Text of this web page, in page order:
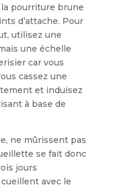
pourriture brune
d’attache. Pour
uti­lisez une
une échelle
car vous
cassez une
et induisez
à base de
ne mûrissent pas
se fait donc
jours
avec le